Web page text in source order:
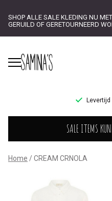
SHOP ALLE SALE KLEDING NU
GERUILD OF GERETOURNEERD
Levertijd
CREAM
CRNOLA
Saminas
SALE ITEMS
Home CREAM CRNOLA